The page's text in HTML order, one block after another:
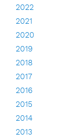
2022
2021
2020
2019
2018
2017
2016
2015
2014
2013